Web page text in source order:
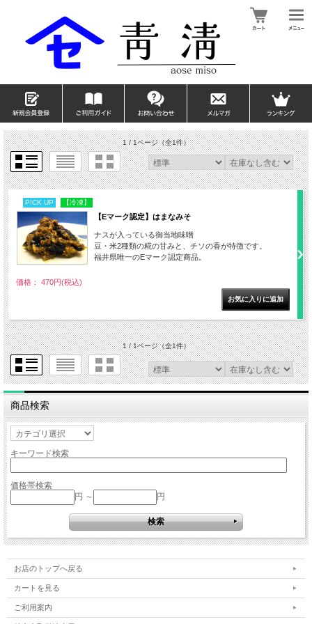
1 / 1ページ（全1件）
PICK UP 【冷凍】
【Eマーク認定】はまなみそ
ナスが入っている御当地味噌
豆・米2種類の糀の甘みと、チソの香が特徴です。
福井県唯一のEマーク認定商品。
価格： 470円(税込)
1 / 1ページ（全1件）
商品検索
キーワード検索
価格帯検索
円 ～
円
お店のトップへ戻る
カートを見る
ご利用案内